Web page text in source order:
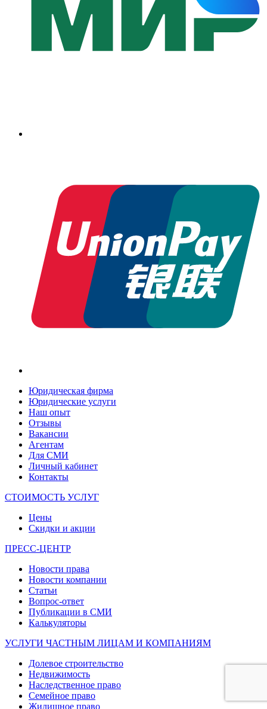
Юридическая фирма
Юридические услуги
Наш опыт
Отзывы
Вакансии
Агентам
Для СМИ
Личный кабинет
Контакты
СТОИМОСТЬ УСЛУГ
Цены
Скидки и акции
ПРЕСС-ЦЕНТР
Новости права
Новости компании
Статьи
Вопрос-ответ
Публикации в СМИ
Калькуляторы
УСЛУГИ ЧАСТНЫМ ЛИЦАМ И КОМПАНИЯМ
Долевое строительство
Недвижимость
Наследственное право
Семейное право
Жилищное право